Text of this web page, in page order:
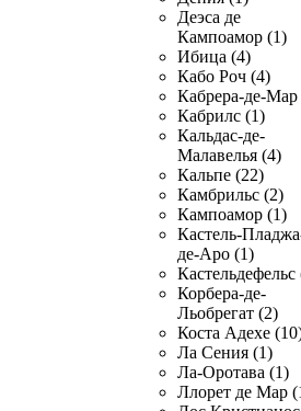
Деэса де
Кампоамор (1)
Ибица (4)
Кабо Роч (4)
Кабрера-де-Мар
Кабрилс (1)
Кальдас-де-
Малавелья (4)
Кальпе (22)
Камбрильс (2)
Кампоамор (1)
Кастель-
де-Аро (1)
Кастельдефельс
Корбера-де-
Льобрегат (2)
Коста Адехе
Ла Сения (1)
Ла-Оротава (1)
Ллорет де Мар